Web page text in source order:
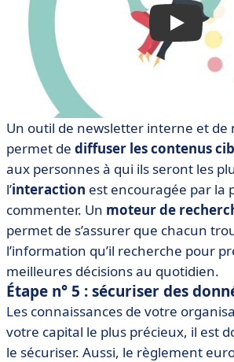
Un outil de newsletter interne et de
permet de diffuser les contenus
aux personnes à qui ils seront les
l’interaction est encouragée par la
commenter. Un moteur de
permet de s’assurer que chacun
l’information qu’il recherche pour
meilleures décisions au quotidien.
Étape n° 5 : sécuriser des
Les connaissances de votre
votre capital le plus précieux, il est
le sécuriser. Aussi, le règlement